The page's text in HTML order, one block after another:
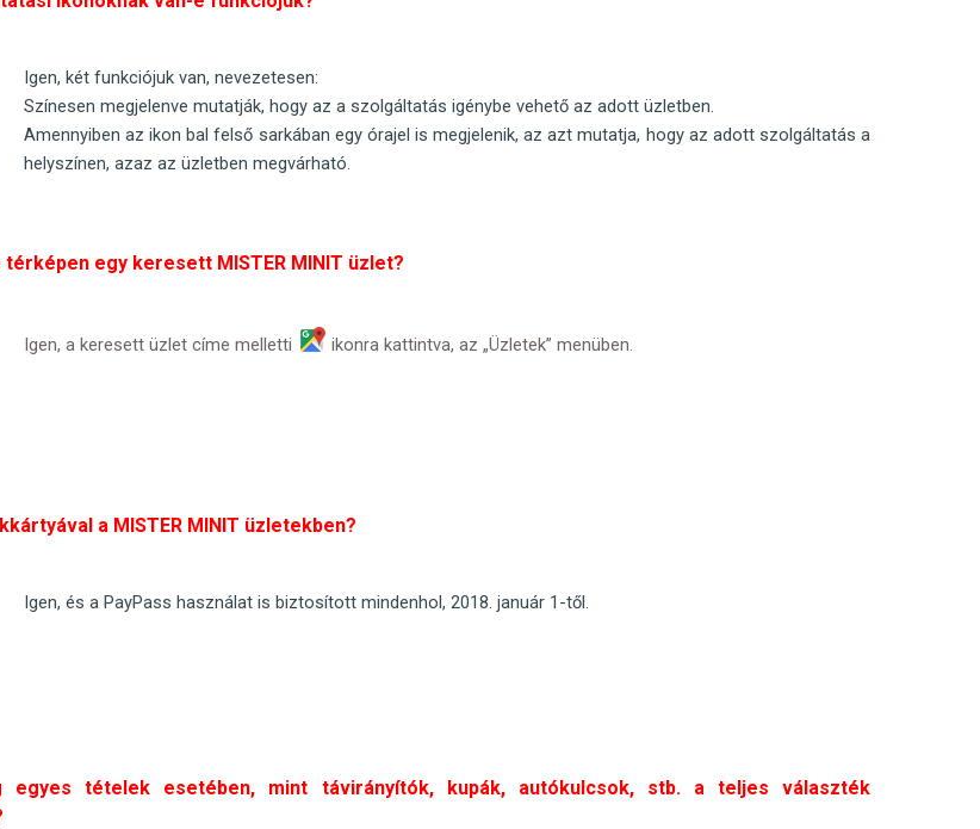
Igen, két funkciójuk van, nevezetesen:
Színesen megjelenve mutatják, hogy az a szolgáltatás igénybe vehető az adott üzletben.
Amennyiben az ikon bal felső sarkában egy órajel is megjelenik, az azt mutatja, hogy az adott szolgáltatás a
helyszínen, azaz az üzletben megvárható.
egy keresett MISTER MINIT üzlet?
Igen, a keresett üzlet címe melletti ikonra kattintva, az „Üzletek” menüben.
a MISTER MINIT üzletekben?
Igen, és a PayPass használat is biztosított mindenhol, 2018. január 1-től.
egyes tételek esetében, mint távirányítók, kupák, autókulcsok, stb. a teljes választék